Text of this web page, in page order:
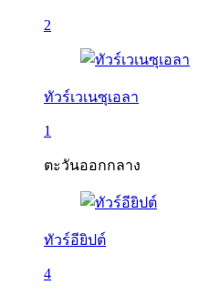
2
ทัวร์เวเนซุเอลา
1
ตะวันออกกลาง
ทัวร์อียิปต์
4